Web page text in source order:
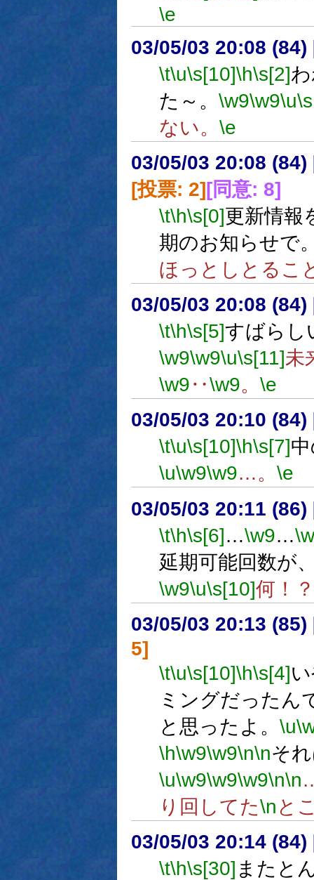
\e
03/05/03 20:08 (84)
\t\u\s[10]\h\s[2]
た～。 \w9\w9\u
ない。 \e
03/05/03 20:08 (84)
[投票: 2][同意: 8]
\t\h\s[0]更新情報
期のお知らせで
ほっとしとるこ
03/05/03 20:08 (84)
\t\h\s[5]すばらし
\w9\w9\u\s[11]未
\w9‥\w9。 \e
03/05/03 20:10 (84)
\t\u\s[10]\h\s[7]
\u\w9\w9…。 \e
03/05/03 20:11 (86)
\t\h\s[6]…\w9…
延期可能回数が
\w9\u\s[10]何！？
03/05/03 20:13 (85)
5]
\t\u\s[10]\h\s[4]
ミングだったん
と思ったよ。 \u
\h\w9\w9\n\nそ
\u\w9\w9\w9\n\n
り回してた\n と
03/05/03 20:14 (84)
\t\h\s[30] またと